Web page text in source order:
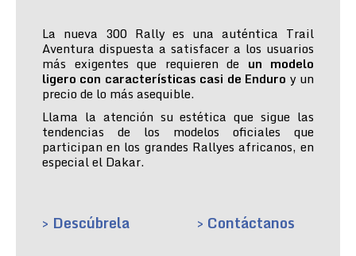
La nueva 300 Rally es una auténtica Trail
Aventura dispuesta a satisfacer a los usuarios
más exigentes que requieren de un modelo
ligero con características casi de Enduro y un
precio de lo más asequible.
Llama la atención su estética que sigue las
tendencias de los modelos oficiales que
participan en los grandes Rallyes africanos, en
especial el Dakar.
> Descúbrela > Contáctanos